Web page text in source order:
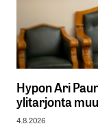
Hypon Ari
ylitarjonta
4.8.2026